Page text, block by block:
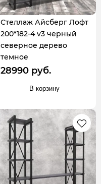
Стеллаж Айсберг Лофт
200*182-4 v3 черный
северное дерево
темное
28990 руб.
В корзину